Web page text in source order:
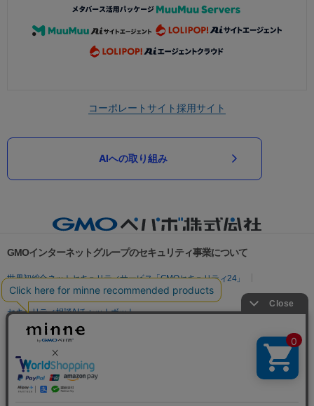
コーポレートサイト採用サイト
AIへの取り組み
GMOインターネットグループのセキュリティ事業について
世界初総合ネットセキュリティサービス「GMOセキュリティ24」
パスワード漏洩診断
Webサイトリスク診断
セキュリティ相談AIチャットボット
実在証明・盗聴対策
サイバー攻撃対策（GMO Flatt Security）
セキュリティ事業の軌跡